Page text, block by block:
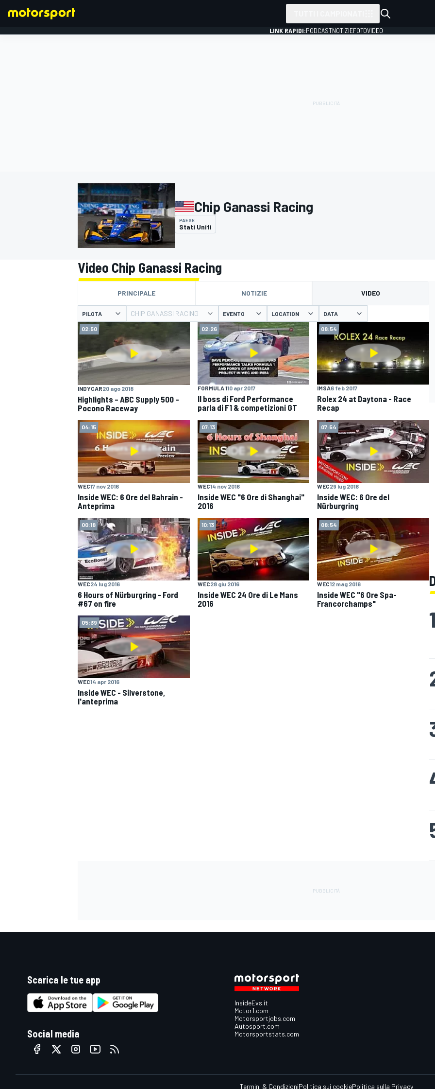
MOTOGP WEC
MONOPOSTO
ENDURANCE/GT
LINK RAPIDI:PODCASTNOTIZIEFOTOVIDEO
Chip Ganassi Racing
PAESE
Stati Uniti
Video Chip Ganassi Racing
PRINCIPALE NOTIZIE VIDEO
PILOTA CHIP GANASSI RACING EVENTO LOCATION DATA
02:50
INDYCAR20 ago 2018
Highlights – ABC Supply 500 –
Pocono Raceway
02:26
FORMULA 110 apr 2017
Il boss di Ford Performance
parla di F1 & competizioni GT
08:54
IMSA6 feb 2017
Rolex 24 at Daytona - Race
Recap
04:15
WEC17 nov 2016
Inside WEC: 6 Ore del Bahrain -
Anteprima
07:13
WEC14 nov 2016
Inside WEC "6 Ore di Shanghai"
2016
07:54
WEC29 lug 2016
Inside WEC: 6 Ore del
Nürburgring
00:18
WEC24 lug 2016
6 Hours of Nürburgring - Ford
#67 on fire
10:13
WEC28 giu 2016
Inside WEC 24 Ore di Le Mans
2016
08:54
WEC12 mag 2016
Inside WEC "6 Ore Spa-
Francorchamps"
05:39
WEC14 apr 2016
Inside WEC - Silverstone,
l'anteprima
1
Scarica le tue app
Social media
InsideEvs.it
Motor1.com
Motorsportjobs.com
Autosport.com
Motorsportstats.com
Termini & CondizioniPolitica sui cookiePolitica sulla Privacy